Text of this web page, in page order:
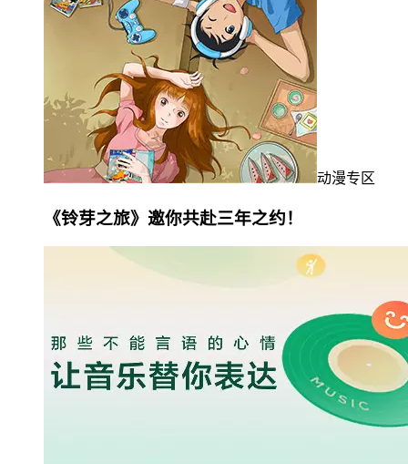
动漫专区
《铃芽之旅》邀你共赴三年之约！